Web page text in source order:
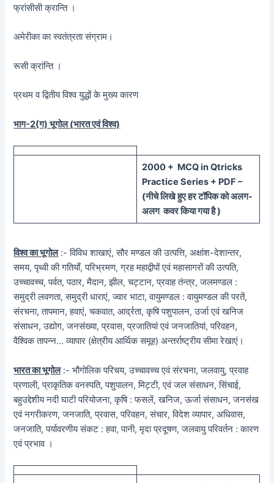
फ्रांसीसी क्रान्ति ।
अमेरीका का स्वतंत्रता संग्राम।
रूसी क्रांन्ति ।
प्रथम व द्वितीय विश्व युद्धों के मुख्य कारण
भाग-2(ग) भूगोल (भारत एवं विश्व)
2000 + MCQ in Qtricks
Practice Series + PDF –
(नीचेलिखे हुएहर टॉपिक कोअलग-
अलग कवर किया गया है )
विश्व का भूगोल:- विविध शाखाएं, सौर मण्डल की उत्पत्ति, अक्षांश-देशान्तर,
समय, पृथ्वी की गतियाँ, परिभ्रमण, ग्रह महाद्वीपों एवं महासागरों की उत्पति,
उच्चावच्च, पर्वत, पठार, मैदान, झील, चट्टान, प्रवाह तंन्त्र, जलमण्डल :
समुद्री लवणता, समुद्री धाराएं, ज्वार भाटा, वायुमण्डल : वायुमण्डल की परतें,
संरचना, तापमान, हवाएं, चकवात, आर्द्रता, कृषि पशुपालन, उर्जा एवं खनिज
संसाधन, उद्योग, जनसंख्या, प्रवास, प्रजातियां एवं जनजातियां, परिवहन,
वैश्विक तापन्न… व्यापार (क्षेत्रीय आर्थिक समूह) अन्तर्राष्ट्रीय सीमा रेखाएं।
भारत का भूगोल:- भौगोलिक परिचय, उच्चावच्च एवं संरचना, जलवायु, प्रवाह
प्रणाली, प्राकृतिक वनस्पति, पशुपालन, मिट्टी, एवं जल संसाधन, सिंचाई,
बहुउद्देशीय नदी घाटी परियोजना, कृषि : फसलें, खनिज, ऊर्जा संसाधन, जनसंख
एवं नगरीकरण, जनजाति, प्रवास, परिवहन, संचार, विदेश व्यापार, अधिवास,
जनजाति, पर्यावरणीय संकट : हवा, पानी, मृदा प्रदूषण, जलवायु परिवर्तन : कारण
एवं प्रभाव ।